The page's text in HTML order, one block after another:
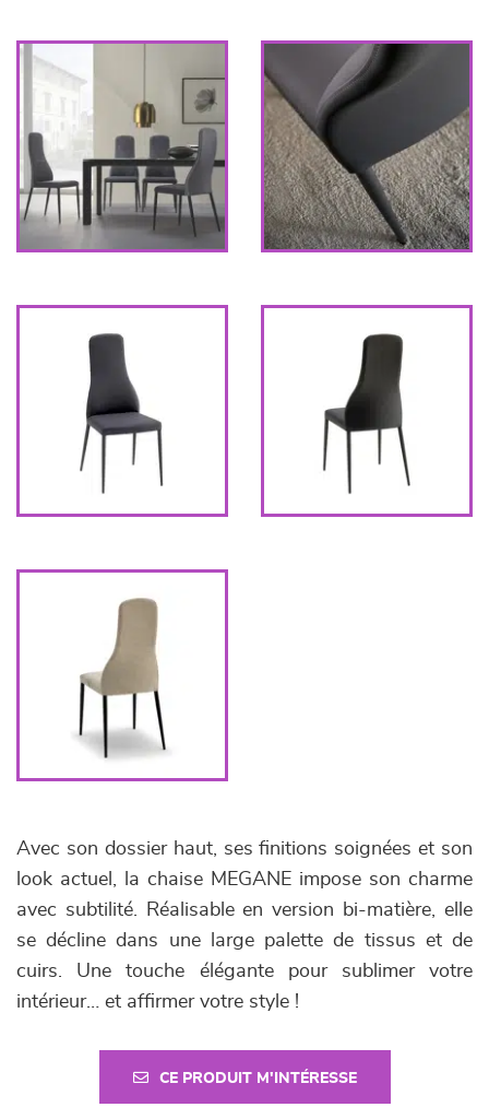
Avec son dossier haut, ses finitions soignées et son
look actuel, la chaise MEGANE impose son charme
avec subtilité. Réalisable en version bi-matière, elle
se décline dans une large palette de tissus et de
cuirs. Une touche élégante pour sublimer votre
intérieur… et affirmer votre style !
CE PRODUIT M'INTÉRESSE